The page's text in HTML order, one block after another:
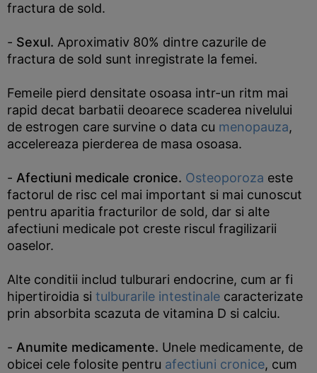
fractura de sold.
- Sexul. Aproximativ 80% dintre cazurile de
fractura de sold sunt inregistrate la femei.
Femeile pierd densitate osoasa intr-un ritm mai
rapid decat barbatii deoarece scaderea nivelului
de estrogen care survine o data cu menopauza,
accelereaza pierderea de masa osoasa.
- Afectiuni medicale cronice. Osteoporoza este
factorul de risc cel mai important si mai cunoscut
pentru aparitia fracturilor de sold, dar si alte
afectiuni medicale pot creste riscul fragilizarii
oaselor.
Alte conditii includ tulburari endocrine, cum ar fi
hipertiroidia si tulburarile intestinale caracterizate
prin absorbita scazuta de vitamina D si calciu.
- Anumite medicamente. Unele medicamente, de
obicei cele folosite pentru afectiuni cronice, cum